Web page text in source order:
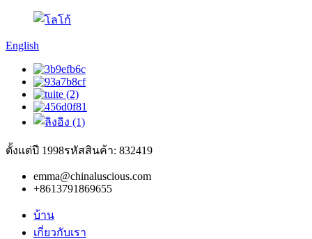
English
ตั้งแต่ปี 1998รหัสสินค้า: 832419
emma@chinaluscious.com
+8613791869655
บ้าน
เกี่ยวกับเรา